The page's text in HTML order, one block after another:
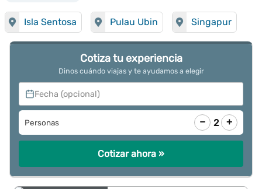
Isla Sentosa Pulau Ubin Singapur
Cotiza tu experiencia
Dinos cuándo viajas y te ayudamos a elegir
Fecha (opcional)
Personas − 2 +
Cotizar ahora »